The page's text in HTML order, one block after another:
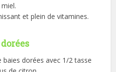
et plein de vitamines.
baies dorées avec 1/2 tasse